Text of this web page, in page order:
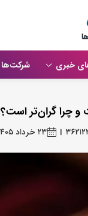
خبری شرکت‌ها
چرا گران‌تر است؟
۲۳ خرداد ۱۴۰۵